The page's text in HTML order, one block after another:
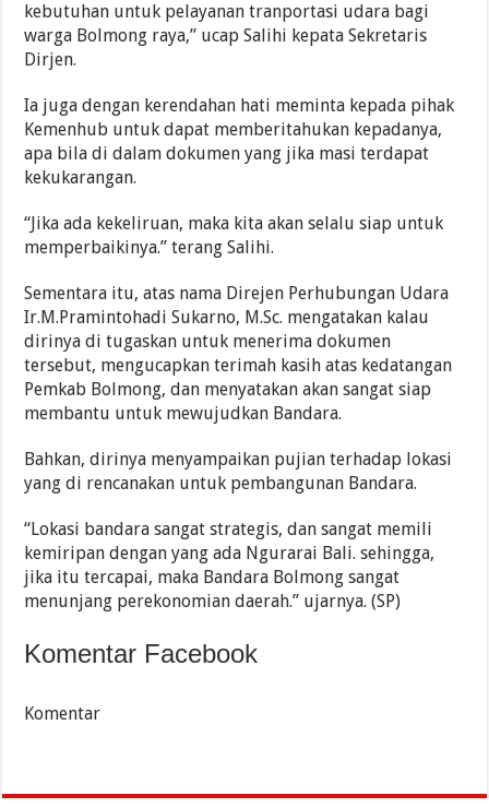
kebutuhan untuk pelayanan tranportasi udara bagi
warga Bolmong raya,” ucap Salihi kepata Sekretaris
Dirjen.
Ia juga dengan kerendahan hati meminta kepada pihak
Kemenhub untuk dapat memberitahukan kepadanya,
apa bila di dalam dokumen yang jika masi terdapat
kekukarangan.
“Jika ada kekeliruan, maka kita akan selalu siap untuk
memperbaikinya.” terang Salihi.
Sementara itu, atas nama Direjen Perhubungan Udara
Ir.M.Pramintohadi Sukarno, M.Sc. mengatakan kalau
dirinya di tugaskan untuk menerima dokumen
tersebut, mengucapkan terimah kasih atas kedatangan
Pemkab Bolmong, dan menyatakan akan sangat siap
membantu untuk mewujudkan Bandara.
Bahkan, dirinya menyampaikan pujian terhadap lokasi
yang di rencanakan untuk pembangunan Bandara.
“Lokasi bandara sangat strategis, dan sangat memili
kemiripan dengan yang ada Ngurarai Bali. sehingga,
jika itu tercapai, maka Bandara Bolmong sangat
menunjang perekonomian daerah.” ujarnya. (SP)
Komentar Facebook
Komentar